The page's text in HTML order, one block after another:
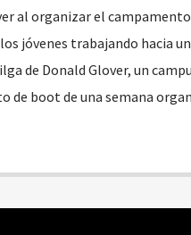
al organizar el campamento
jóvenes trabajando hacia
de Donald Glover, un
de boot de una semana